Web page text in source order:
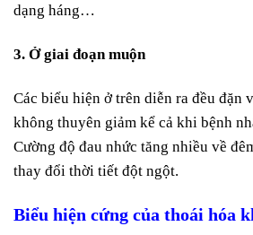
dạng háng…
3. Ở giai đoạn muộn
Các biểu hiện ở trên diễn ra đều đặn
không thuyên giảm kể cả khi bệnh
Cường độ đau nhức tăng nhiều về
thay đổi thời tiết đột ngột.
Biểu hiện cứng của thoái hóa